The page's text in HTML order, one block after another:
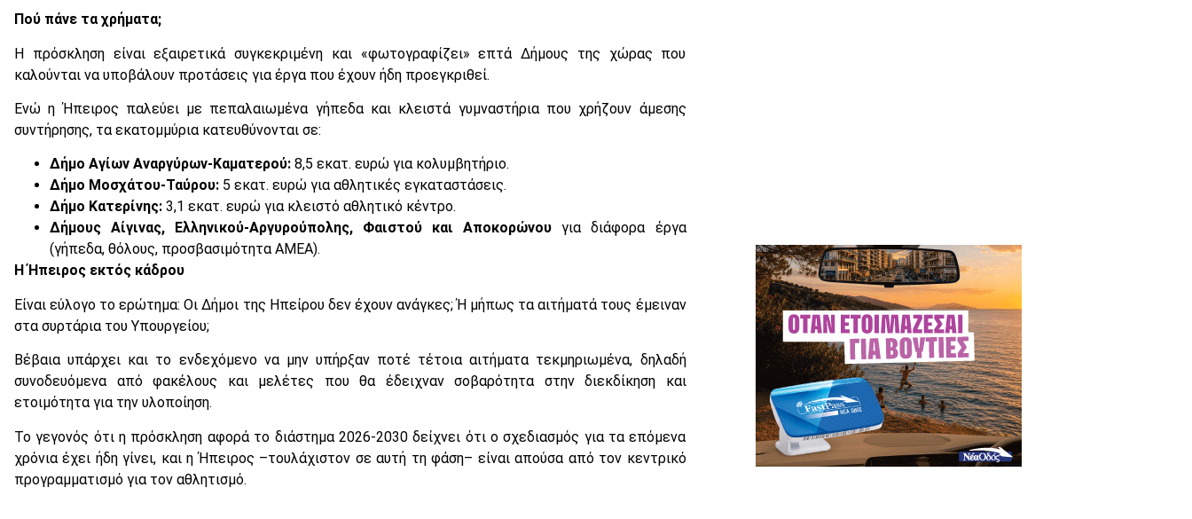
Πού πάνε τα χρήματα;
Η πρόσκληση είναι εξαιρετικά συγκεκριμένη και «φωτογραφίζει» επτά Δήμους της χώρας που
καλούνται να υποβάλουν προτάσεις για έργα που έχουν ήδη προεγκριθεί.
Ενώ η Ήπειρος παλεύει με πεπαλαιωμένα γήπεδα και κλειστά γυμναστήρια που χρήζουν άμεσης
συντήρησης, τα εκατομμύρια κατευθύνονται σε:
Δήμο Αγίων Αναργύρων-Καματερού: 8,5 εκατ. ευρώ για κολυμβητήριο.
Δήμο Μοσχάτου-Ταύρου: 5 εκατ. ευρώ για αθλητικές εγκαταστάσεις.
Δήμο Κατερίνης: 3,1 εκατ. ευρώ για κλειστό αθλητικό κέντρο.
Δήμους Αίγινας, Ελληνικού-Αργυρούπολης, Φαιστού και Αποκορώνου για διάφορα έργα
(γήπεδα, θόλους, προσβασιμότητα ΑΜΕΑ).
Η Ήπειρος εκτός κάδρου
Είναι εύλογο το ερώτημα: Οι Δήμοι της Ηπείρου δεν έχουν ανάγκες; Ή μήπως τα αιτήματά τους έμειναν
στα συρτάρια του Υπουργείου;
Βέβαια υπάρχει και το ενδεχόμενο να μην υπήρξαν ποτέ τέτοια αιτήματα τεκμηριωμένα, δηλαδή
συνοδευόμενα από φακέλους και μελέτες που θα έδειχναν σοβαρότητα στην διεκδίκηση και
ετοιμότητα για την υλοποίηση.
Το γεγονός ότι η πρόσκληση αφορά το διάστημα 2026-2030 δείχνει ότι ο σχεδιασμός για τα επόμενα
χρόνια έχει ήδη γίνει, και η Ήπειρος –τουλάχιστον σε αυτή τη φάση– είναι απούσα από τον κεντρικό
προγραμματισμό για τον αθλητισμό.